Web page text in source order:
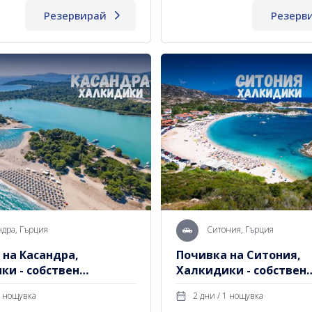
Резервирай
Гърция
Касандра,
- собствен
/ 1 нощувка
Ситония, Гърция
Почивка на Ситония,
Халкидики - собствен
транспорт
2 дни / 1 нощувка